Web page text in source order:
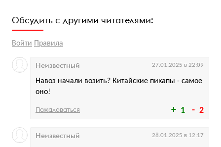
Обсудить с другими читателями:
Войти Правила
1 2
Навоз начали возить? Китайские пикапы - самое
оно!
Неизвестный 27.01.2025 в 22:09
Пожаловаться
Неизвестный 28.01.2025 в 12:17